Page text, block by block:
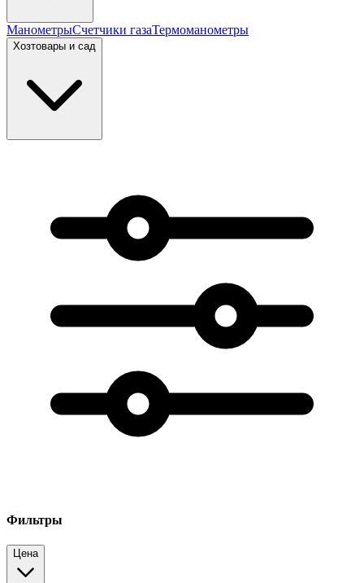
МанометрыСчетчики газаТермоманометры
Хозтовары и сад
Фильтры
Цена